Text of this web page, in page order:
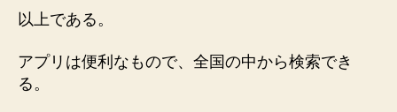
以上である。
アプリは便利なもので、全国の中から検索でき
る。